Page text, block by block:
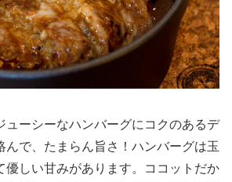
ューシーなハンバーグにコクのあるデ
んで、たまらん旨さ！ハンバーグは玉
優しい甘みがあります。ココットだか